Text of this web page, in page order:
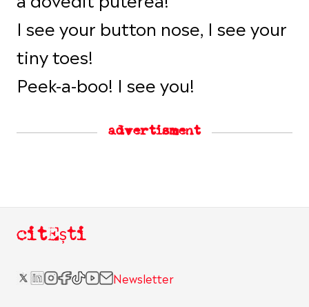
I see your button nose, I see your
tiny toes!
Peek-a-boo! I see you!
advertisment
citEști
Newsletter